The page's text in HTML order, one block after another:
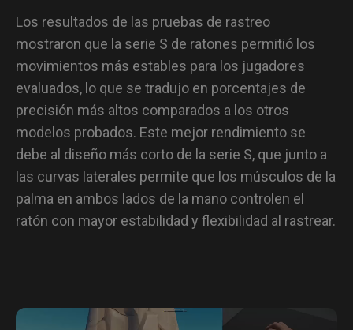
Los resultados de las pruebas de rastreo
mostraron que la serie S de ratones permitió los
movimientos más estables para los jugadores
evaluados, lo que se tradujo en porcentajes de
precisión más altos comparados a los otros
modelos probados. Este mejor rendimiento se
debe al diseño más corto de la serie S, que junto a
las curvas laterales permite que los músculos de la
palma en ambos lados de la mano controlen el
ratón con mayor estabilidad y flexibilidad al rastrear.